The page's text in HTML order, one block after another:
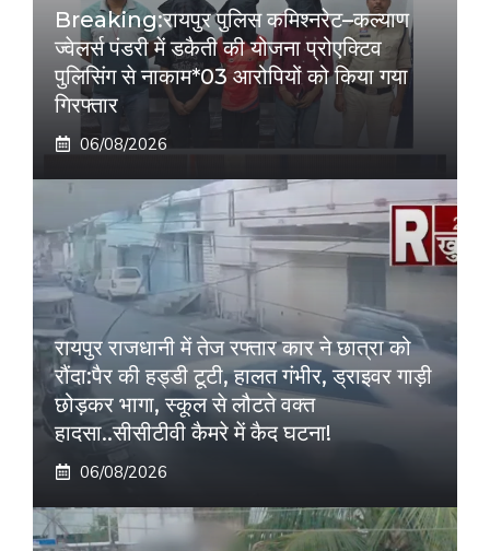
Breaking:रायपुर पुलिस कमिश्नरेट–कल्याण
ज्वेलर्स पंडरी में डकैती की योजना प्रोएक्टिव
पुलिसिंग से नाकाम*03 आरोपियों को किया गया
गिरफ्तार
06/08/2026
रायपुर राजधानी में तेज रफ्तार कार ने छात्रा को
रौंदा:पैर की हड्डी टूटी, हालत गंभीर, ड्राइवर गाड़ी
छोड़कर भागा, स्कूल से लौटते वक्त
हादसा..सीसीटीवी कैमरे में कैद घटना!
06/08/2026